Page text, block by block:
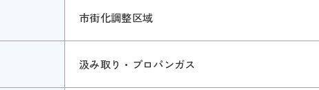
市街化調整区域
汲み取り・プロパンガス